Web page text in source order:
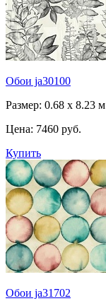
Обои ja30100
Размер: 0.68 x 8.23 м
Цена: 7460 руб.
Купить
Обои ja31702